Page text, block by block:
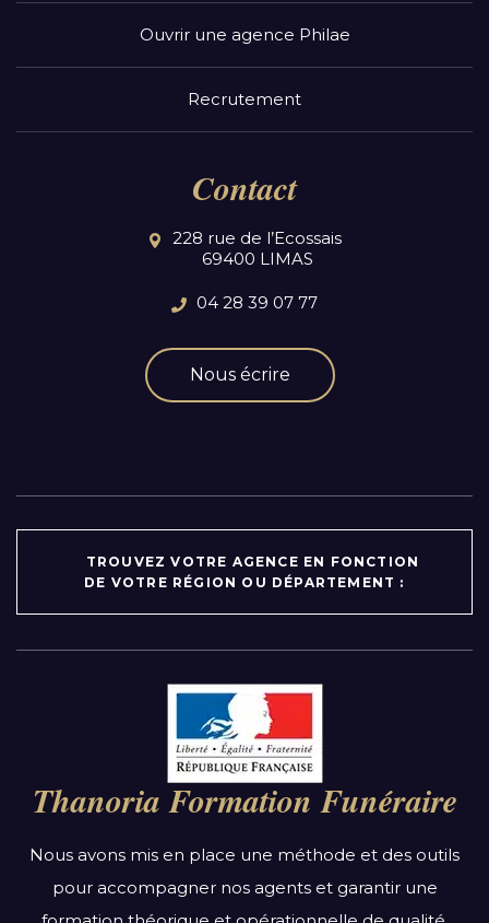
Ouvrir une agence Philae
Recrutement
Contact
228 rue de l’Ecossais
69400 LIMAS
04 28 39 07 77
Nous écrire
TROUVEZ VOTRE AGENCE EN FONCTION
DE VOTRE RÉGION OU DÉPARTEMENT :
Auvergne-Rhône-Alpes
Bourgogne-Franche-Comté
Bretagne
Centre-Val de Loire
Grand Est
Hauts-de-France
Thanoria Formation Funéraire
Nous avons mis en place une méthode et des outils
pour accompagner nos agents et garantir une